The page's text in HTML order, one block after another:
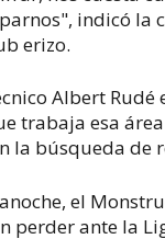
indicó la
erizo.
Albert Rudé
trabaja esa
la búsqueda de
el
perder ante la